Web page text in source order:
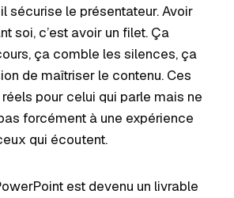
sécurise le présentateur. Avoir
soi, c’est avoir un filet. Ça
ça comble les silences, ça
de maîtriser le contenu. Ces
pour celui qui parle mais ne
forcément à une expérience
qui écoutent.
est devenu un livrable